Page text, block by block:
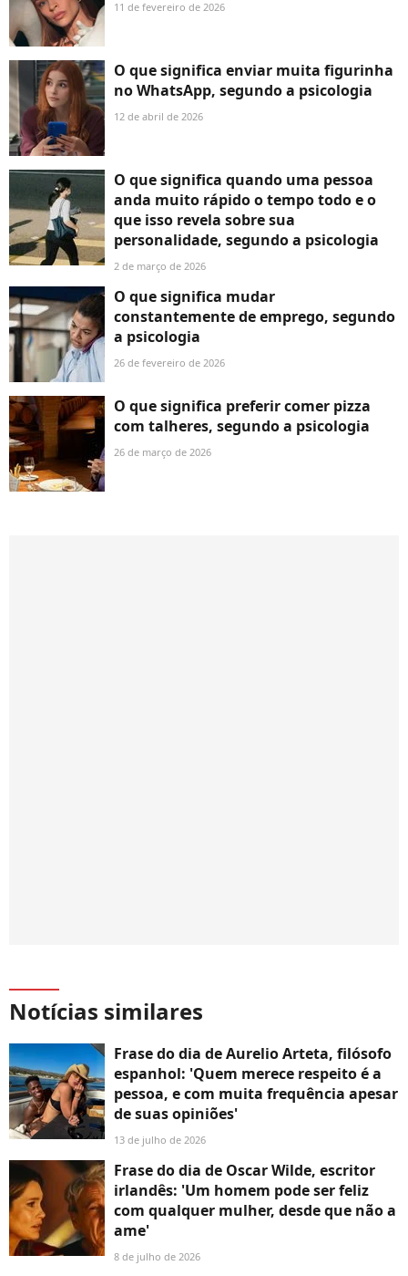
11 de fevereiro de 2026
O que significa enviar muita figurinha
no WhatsApp, segundo a psicologia
12 de abril de 2026
O que significa quando uma pessoa
anda muito rápido o tempo todo e o
que isso revela sobre sua
personalidade, segundo a psicologia
2 de março de 2026
O que significa mudar
constantemente de emprego, segundo
a psicologia
26 de fevereiro de 2026
O que significa preferir comer pizza
com talheres, segundo a psicologia
26 de março de 2026
Notícias similares
Frase do dia de Aurelio Arteta, filósofo
espanhol: 'Quem merece respeito é a
pessoa, e com muita frequência apesar
de suas opiniões'
13 de julho de 2026
Frase do dia de Oscar Wilde, escritor
irlandês: 'Um homem pode ser feliz
com qualquer mulher, desde que não a
ame'
8 de julho de 2026